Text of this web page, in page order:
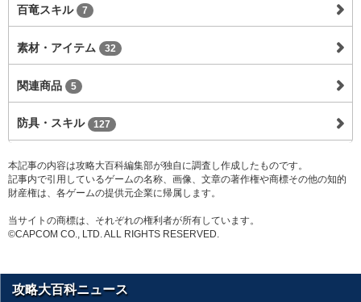
百竜スキル 7
素材・アイテム 32
関連商品 5
防具・スキル 127
本記事の内容は攻略大百科編集部が独自に調査し作成したものです。
記事内で引用しているゲームの名称、画像、文章の著作権や商標その他の知的
財産権は、各ゲームの提供元企業に帰属します。
当サイトの商標は、それぞれの権利者が所有しています。
©CAPCOM CO., LTD. ALL RIGHTS RESERVED.
攻略大百科ニュース